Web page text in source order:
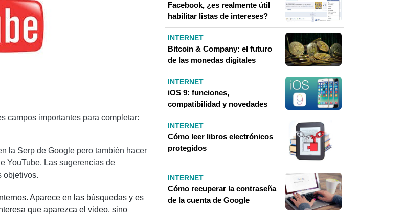
campos importantes para completar:
la Serp de Google pero también hacer
YouTube. Las sugerencias de
objetivos.
Aparece en las búsquedas y es
que aparezca el video, sino
Facebook, ¿es realmente útil
habilitar listas de intereses?
INTERNET
Bitcoin & Company: el futuro
de las monedas digitales
INTERNET
iOS 9: funciones,
compatibilidad y novedades
INTERNET
Cómo leer libros electrónicos
protegidos
INTERNET
Cómo recuperar la contraseña
de la cuenta de Google